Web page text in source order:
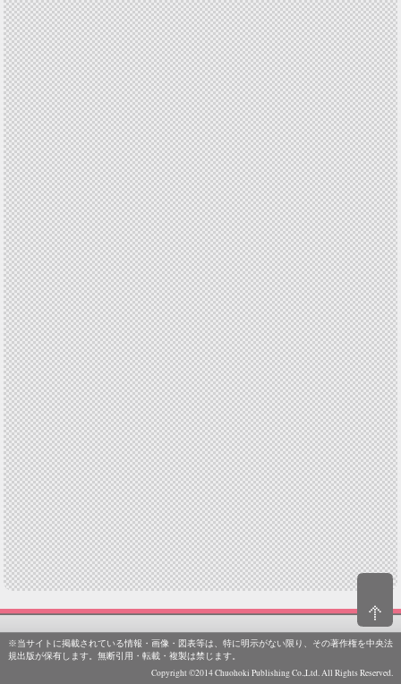
※当サイトに掲載されている情報・画像・図表等は、特に明示がない限り、その著作権を中央法
規出版が保有します。無断引用・転載・複製は禁じます。
Copyright ©2014 Chuohoki Publishing Co.,Ltd. All Rights Reserved.